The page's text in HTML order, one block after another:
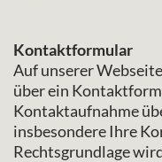
Kontaktformular
Auf unserer
über ein
Kontaktaufnahme
insbesondere Ihre
Rechtsgrundlage